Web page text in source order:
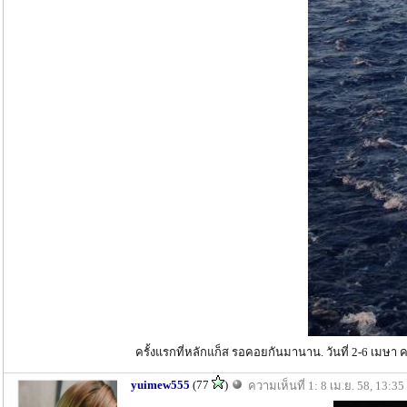
ครั้งแรกที่หลักแก็ส รอคอยกันมานาน. วันที่ 2-6 เมษา
yuimew555 (77 ) ความเห็นที่ 1: 8 เม.ย. 58, 13:35